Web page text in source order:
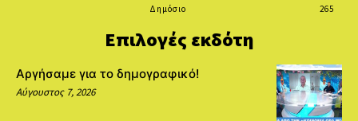
Δημόσιο
265
Επιλογές εκδότη
Αργήσαμε για το δημογραφικό!
Αύγουστος 7, 2026